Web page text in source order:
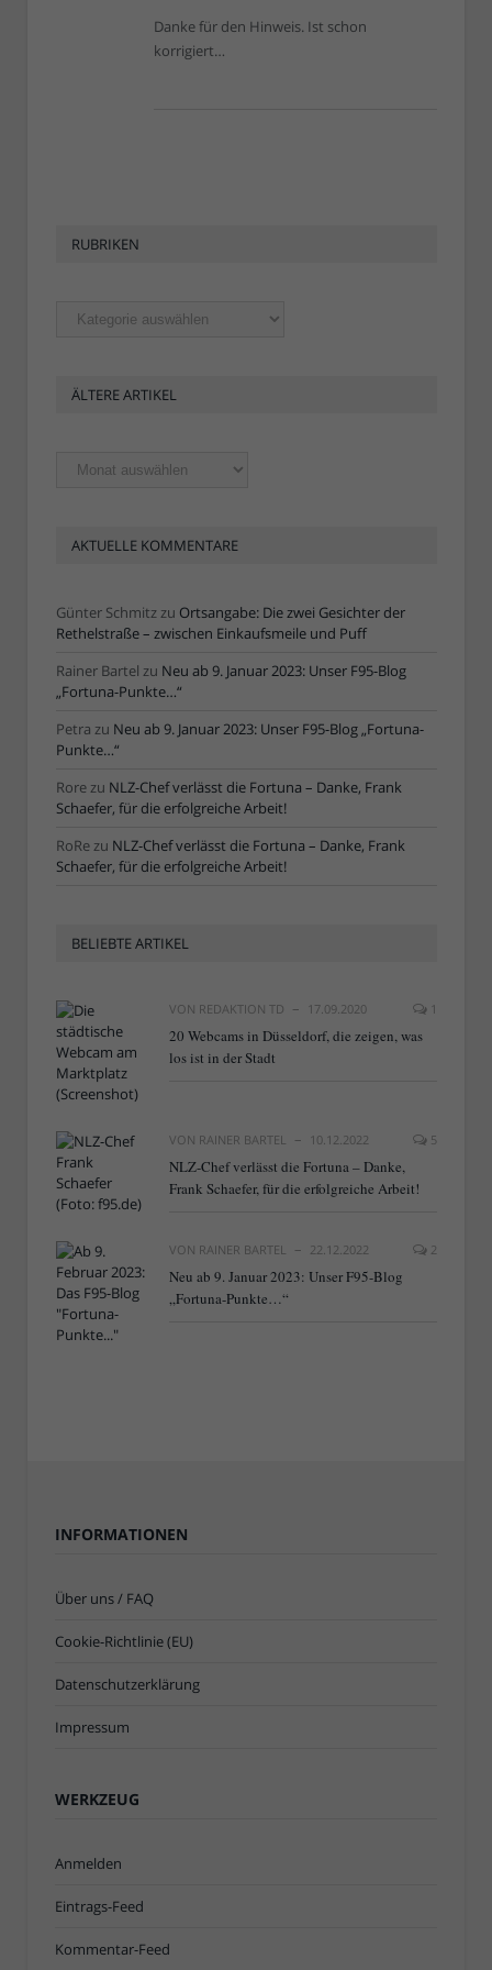
Danke für den Hinweis. Ist schon
korrigiert…
RUBRIKEN
Rubriken
ÄLTERE ARTIKEL
Ältere
Artikel
AKTUELLE KOMMENTARE
Günter Schmitzzu Ortsangabe: Die zwei Gesichter der
Rethelstraße – zwischen Einkaufsmeile und Puff
Rainer Bartel zu Neu ab 9. Januar 2023: Unser F95-Blog
„Fortuna-Punkte…“
Petra zu Neu ab 9. Januar 2023: Unser F95-Blog „Fortuna-
Punkte…“
Rorezu NLZ-Chef verlässt die Fortuna – Danke, Frank
Schaefer, für die erfolgreiche Arbeit!
RoRezu NLZ-Chef verlässt die Fortuna – Danke, Frank
Schaefer, für die erfolgreiche Arbeit!
BELIEBTE ARTIKEL
VON REDAKTION TD 17.09.2020 1
20 Webcams in Düsseldorf, die zeigen, was
los ist in der Stadt
VON RAINER BARTEL 10.12.2022 5
NLZ-Chef verlässt die Fortuna – Danke,
Frank Schaefer, für die erfolgreiche Arbeit!
VON RAINER BARTEL 22.12.2022 2
Neu ab 9. Januar 2023: Unser F95-Blog
„Fortuna-Punkte…“
INFORMATIONEN
Über uns / FAQ
Cookie-Richtlinie (EU)
Datenschutzerklärung
Impressum
WERKZEUG
Anmelden
Eintrags-Feed
Kommentar-Feed